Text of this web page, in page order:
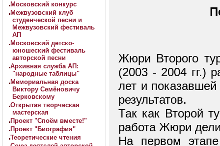
Московский конкурс
Межвузовский клуб
студенческой песни и
Межвузовский фестиваль
АП
Московский детско-
юношеский фестиваль
авторской песни
Архивная служба АП:
"народные таблицы"
Мемориальная доска
Виктору Семёновичу
Берковскому
Открытая творческая
мастерская
Проект "Споём вместе!"
Проект "Биография"
Теоретические чтения
Жюри Втоpого
(2003 - 2004 гг.)
лет и показавшей
результатов.
Так как Втоpой
работа Жюри
На первом